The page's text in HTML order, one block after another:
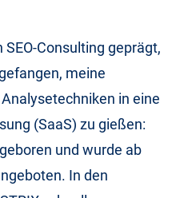
Consulting geprägt,
meine
in eine
(SaaS) zu gießen:
und wurde ab
In den